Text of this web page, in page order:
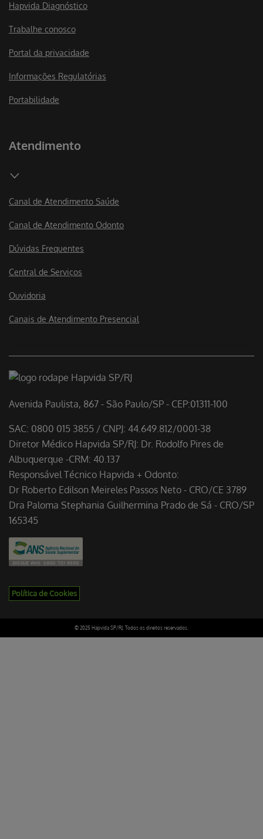
Avenida Paulista, 867 - São Paulo/SP - CEP:01311-100
SAC: 0800 015 3855 / CNPJ: 44.649.812/0001-38
Diretor Médico Hapvida SP/RJ: Dr. Rodolfo Pires de
Albuquerque -CRM: 40.137
Responsável Técnico Hapvida + Odonto:
Dr Roberto Edilson Meireles Passos Neto - CRO/CE 3789
Dra Paloma Stephania Guilhermina Prado de Sá - CRO/SP
165345
Política de Cookies
Hapvida Diagnóstico
Trabalhe conosco
Portal da privacidade
Informações Regulatórias
Portabilidade
Atendimento
Canal de Atendimento Saúde
Canal de Atendimento Odonto
Dúvidas Frequentes
Central de Serviços
Ouvidoria
Canais de Atendimento Presencial
© 2025 Hapvida SP/RJ. Todos os direitos reservados.